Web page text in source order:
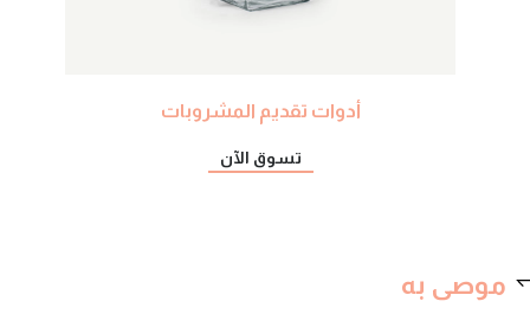
أدوات تقديم المشروبات
تسوق الآن
موصى به